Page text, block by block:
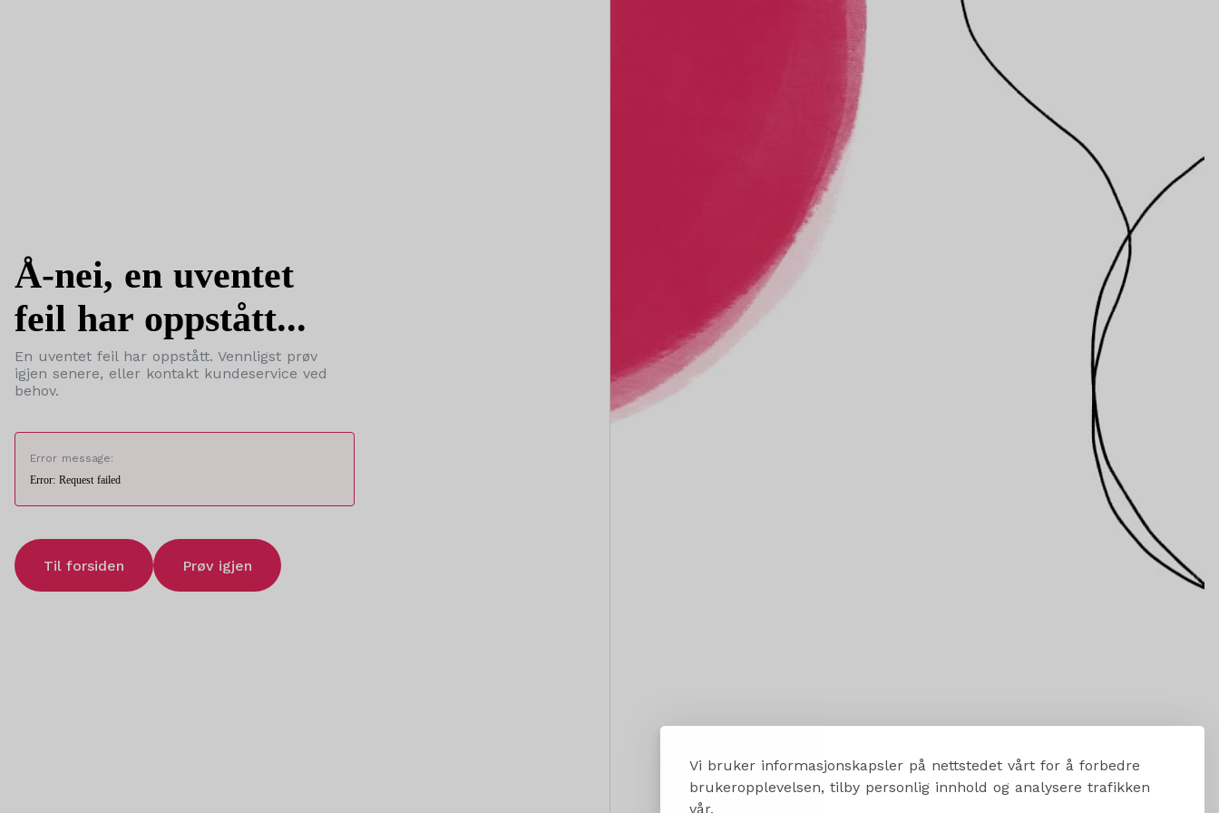
Vi bruker informasjonskapsler på nettstedet vårt for å forbedre
brukeropplevelsen, tilby personlig innhold og analysere trafikken
vår.
Å-nei, en uventet
feil har oppstått...
En uventet feil har oppstått. Vennligst prøv
igjen senere, eller kontakt kundeservice ved
behov.
Error message:
Error: Request failed
Til forsiden Prøv igjen